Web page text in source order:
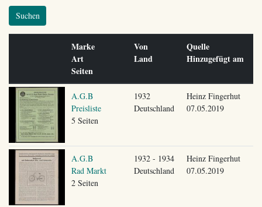
Suchen
Marke
Art
Seiten
Von
Land
Quelle
Hinzugefügt am
A.G.B
Preisliste
5 Seiten
1932
Deutschland
Heinz Fingerhut
07.05.2019
A.G.B
Rad Markt
2 Seiten
1932 - 1934
Deutschland
Heinz Fingerhut
07.05.2019